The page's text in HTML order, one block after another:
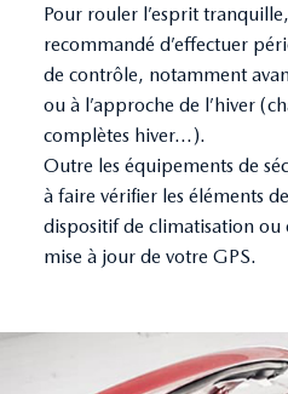
Pour rouler l’esprit
recommandé d’effectuer
de contrôle, notamment
ou à l’approche de l’hiver
complètes hiver...).
Outre les équipements de
à faire vérifier les éléments
dispositif de climatisation ou
mise à jour de votre GPS.